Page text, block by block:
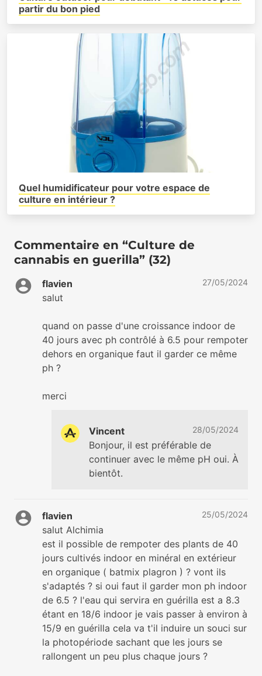
partir du bon pied
Quel humidificateur pour votre espace de
culture en intérieur ?
Commentaire en “Culture de
cannabis en guerilla” (32)
flavien 27/05/2024
salut
quand on passe d'une croissance indoor de
40 jours avec ph contrôlé à 6.5 pour rempoter
dehors en organique faut il garder ce même
ph ?
merci
Vincent 28/05/2024
Bonjour, il est préférable de
continuer avec le même pH oui. À
bientôt.
flavien 25/05/2024
salut Alchimia
est il possible de rempoter des plants de 40
jours cultivés indoor en minéral en extérieur
en organique ( batmix plagron ) ? vont ils
s'adaptés ? si oui faut il garder mon ph indoor
de 6.5 ? l'eau qui servira en guérilla est a 8.3
étant en 18/6 indoor je vais passer à environ à
15/9 en guérilla cela va t'il induire un souci sur
la photopériode sachant que les jours se
rallongent un peu plus chaque jours ?